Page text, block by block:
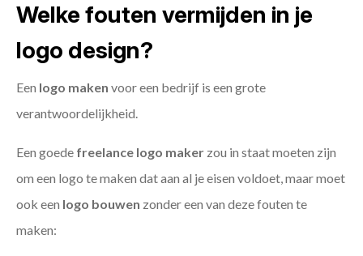
Welke fouten vermijden in je
logo design?
Een logo maken voor een bedrijf is een grote
verantwoordelijkheid.
Een goede freelance logo maker zou in staat moeten zijn
om een logo te maken dat aan al je eisen voldoet, maar moet
ook een logo bouwen zonder een van deze fouten te
maken: